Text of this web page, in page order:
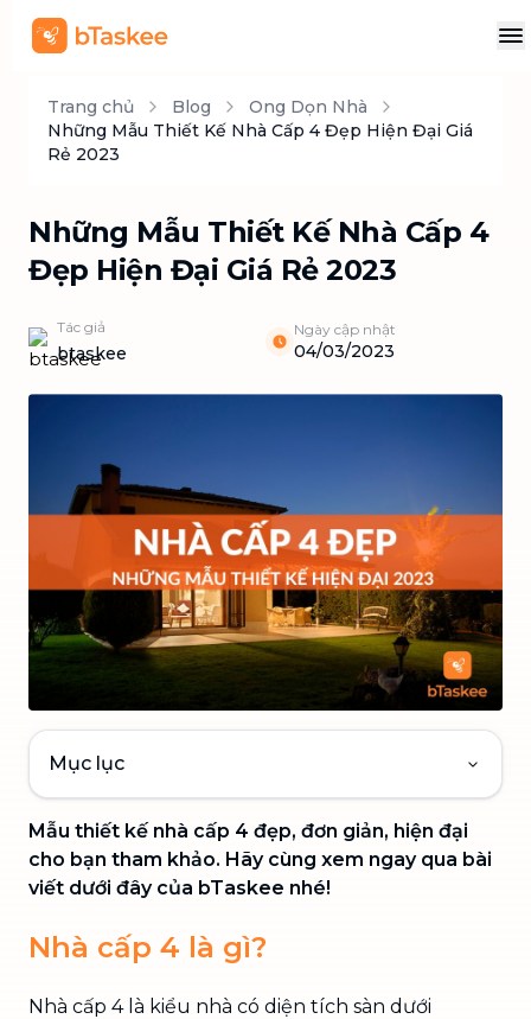
Trang chủ Blog
Ong Dọn Nhà
Những Mẫu Thiết Kế Nhà Cấp 4 Đẹp Hiện Đại Giá
Rẻ 2023
Những Mẫu Thiết Kế Nhà Cấp 4
Đẹp Hiện Đại Giá Rẻ 2023
Tác giả
btaskee
Ngày cập nhật
04/03/2023
Mục lục
Mẫu thiết kế nhà cấp 4 đẹp, đơn giản, hiện đại
cho bạn tham khảo. Hãy cùng xem ngay qua bài
viết dưới đây của bTaskee nhé!
Nhà cấp 4 là gì?
Nhà cấp 4 là kiểu nhà có diện tích sàn dưới